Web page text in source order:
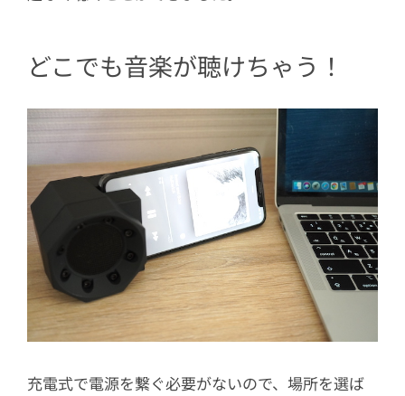
どこでも音楽が聴けちゃう！
充電式で電源を繋ぐ必要がないので、場所を選ば